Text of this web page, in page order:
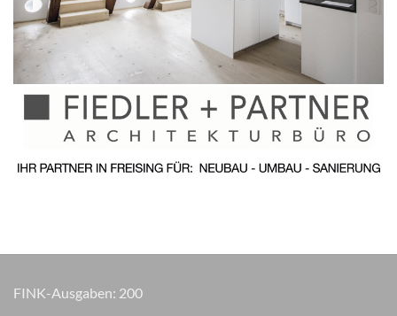
FINK-Ausgaben: 200